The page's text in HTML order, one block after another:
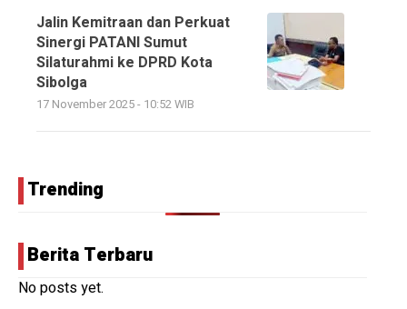
Jalin Kemitraan dan Perkuat
Sinergi PATANI Sumut
Silaturahmi ke DPRD Kota
Sibolga
17 November 2025 - 10:52 WIB
Trending
Berita Terbaru
No posts yet.